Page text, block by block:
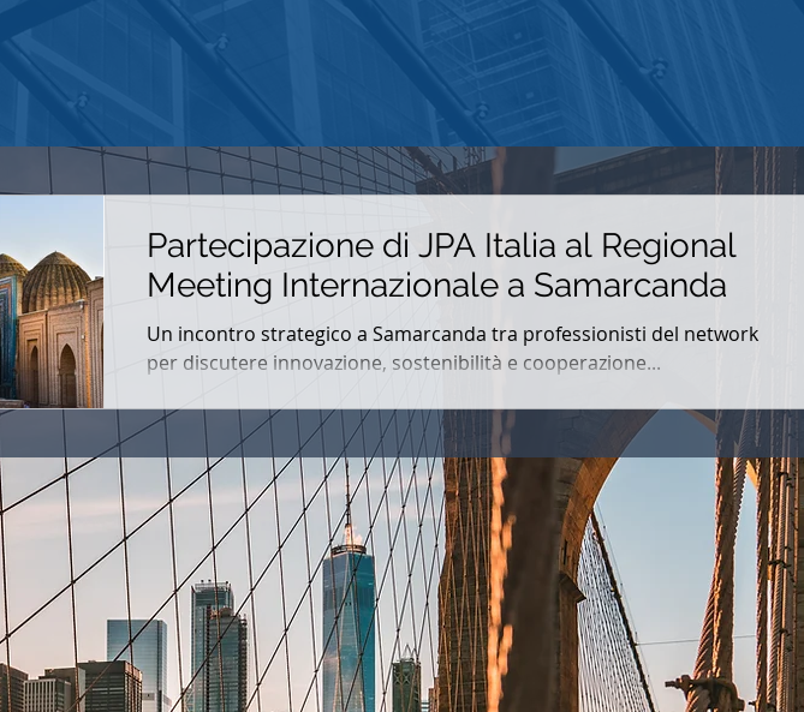
Partecipazione di JPA Italia al Regional
Meeting Internazionale a Samarcanda
Un incontro strategico a Samarcanda tra professionisti del network
per discutere innovazione, sostenibilità e cooperazione...